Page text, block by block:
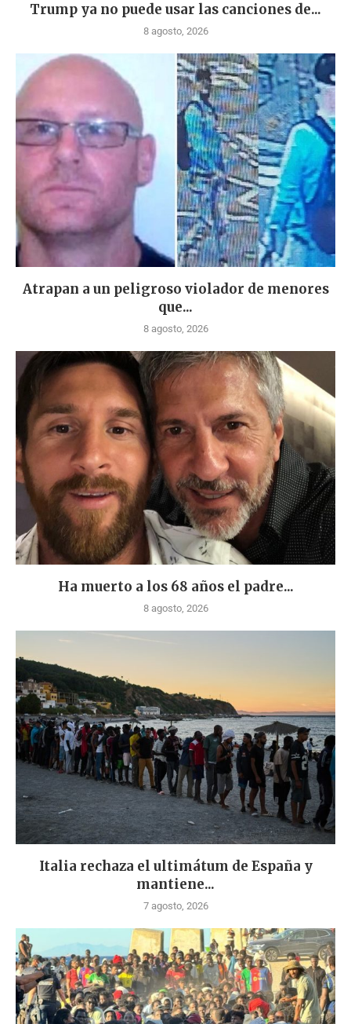
Trump ya no puede usar las canciones de...
8 agosto, 2026
Atrapan a un peligroso violador de menores
que...
8 agosto, 2026
Ha muerto a los 68 años el padre...
8 agosto, 2026
Italia rechaza el ultimátum de España y
mantiene...
7 agosto, 2026